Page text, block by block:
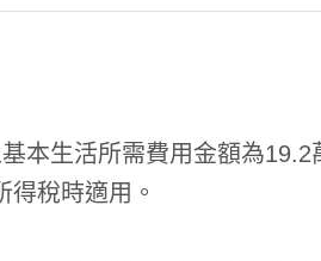
本生活所需費用金額為19.2
稅時適用。